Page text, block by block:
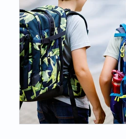
Amostras Livros Isabel Fomm
Doenças São Dores da Alma
Uma História de Amor e TV
Orlando, Santo Amaro e a